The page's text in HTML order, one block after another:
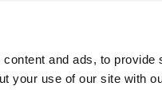
and ads, to
your use of our site with
我们可为任何货物加固